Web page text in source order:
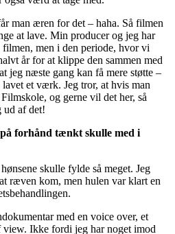
man æren for det – haha. Så filmen
at lave. Min producer og jeg har
men i den periode, hvor vi
år for at klippe den sammen med
jeg næste gang kan få mere støtte –
et værk. Jeg tror, at hvis man
og gerne vil det her, så
ud af det!
forhånd tænkt skulle med i
skulle fylde så meget. Jeg
ræven kom, men hulen var klart en
med en voice over, et
Ikke fordi jeg har noget imod